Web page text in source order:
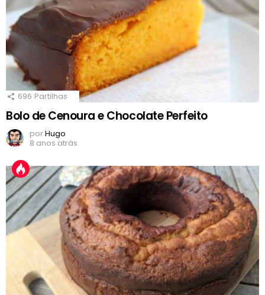
696 Partilhas
Bolo de Cenoura e Chocolate Perfeito
porHugo
8 anos atrás